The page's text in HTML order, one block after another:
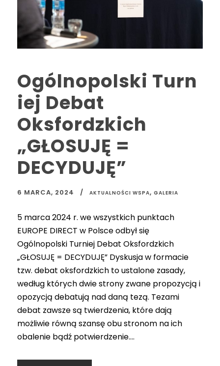
Ogólnopolski Turn
iej Debat
Oksfordzkich
„GŁOSUJĘ =
DECYDUJĘ”
6 MARCA, 2024 AKTUALNOŚCI WSPA, GALERIA
5 marca 2024 r. we wszystkich punktach
EUROPE DIRECT w Polsce odbył się
Ogólnopolski Turniej Debat Oksfordzkich
„GŁOSUJĘ = DECYDUJĘ” Dyskusja w formacie
tzw. debat oksfordzkich to ustalone zasady,
według których dwie strony zwane propozycją i
opozycją debatują nad daną tezą. Tezami
debat zawsze są twierdzenia, które dają
możliwie równą szansę obu stronom na ich
obalenie bądź potwierdzenie....